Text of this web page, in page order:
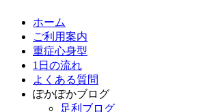
ホーム
ご利用案内
重症心身型
1日の流れ
よくある質問
ぽかぽかブログ
足利ブログ